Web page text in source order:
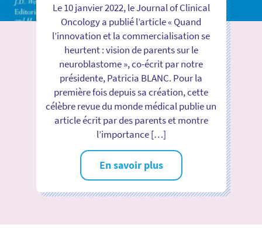
Le 10 janvier 2022, le Journal of Clinical
Oncology a publié l’article « Quand
l’innovation et la commercialisation se
heurtent : vision de parents sur le
neuroblastome », co-écrit par notre
présidente, Patricia BLANC. Pour la
première fois depuis sa création, cette
célèbre revue du monde médical publie un
article écrit par des parents et montre
l’importance […]
En savoir plus